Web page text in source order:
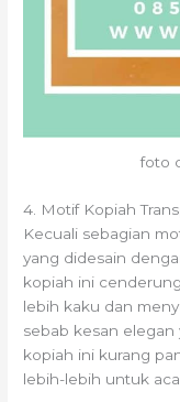
foto
4. Motif Kopiah
Kecuali sebagian
yang didesain
kopiah ini
lebih kaku dan
sebab kesan elegan
kopiah ini kurang
lebih-lebih untuk